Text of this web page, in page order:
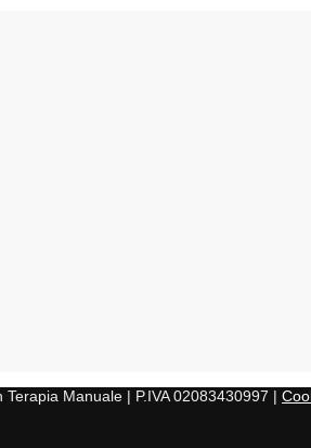
Manuale | P.IVA 02083430997 |